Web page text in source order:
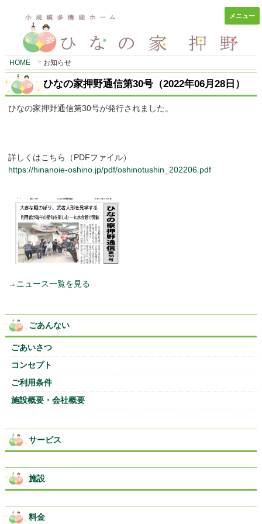
メニュー
HOME お知らせ
ひなの家押野通信第30号（2022年06月28日）
ひなの家押野通信第30号が発行されました。
詳しくはこちら（PDFファイル）
https://hinanoie-oshino.jp/pdf/oshinotushin_202206.pdf
→ニュース一覧を見る
ごあんない
ごあいさつ
コンセプト
ご利用条件
施設概要・会社概要
サービス
施設
料金